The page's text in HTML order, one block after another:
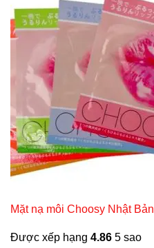
Mặt nạ môi Choosy Nhật Bản
Được xếp hạng 4.865 sao